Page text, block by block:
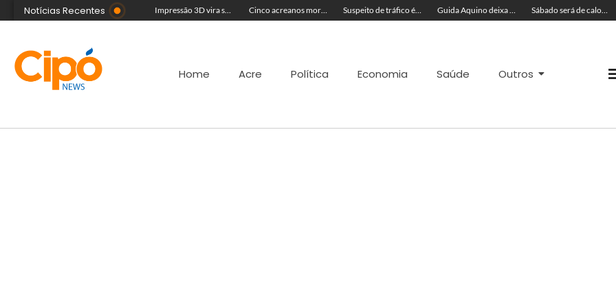
Notícias Recentes
Foragido da Justiça se casa durante a Expoacre, mas é preso logo depois por reconhecimento facial Impressão 3D vira sucesso na Feira de Negócios do Novenário com brinquedos personalizados e sensoriais Cinco acreanos mortos em acidente trágico na BR-364 são velados juntos Suspeito de tráfico é preso com skunk, cocaína e munições em residência Guida Aquino deixa reitoria da Ufac e publica carta aberta com balanço de gestão Sábado será de calor de até 37ºC e tempo muito ventilado no Acre; veja a previsão
Home Acre Política Economia Saúde Outros